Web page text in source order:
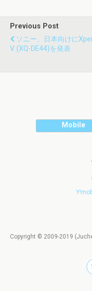
Previous Post
ソニー、日本向けに
V (XQ-DE44)を発表
Mobile
Copyright © 2009-2019